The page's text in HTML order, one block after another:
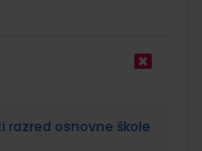
razred osnovne škole